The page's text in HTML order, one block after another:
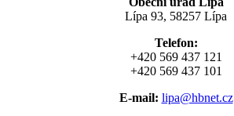
Lípa 93, 58257 Lípa
Telefon:
+420 569 437 121
+420 569 437 101
E-mail: lipa@hbnet.cz